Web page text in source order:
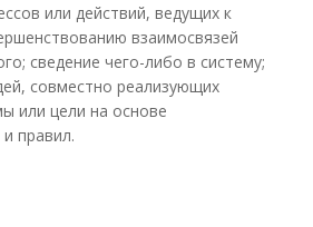
или действий, ведущих к
взаимосвязей
сведение чего-либо в систему;
совместно реализующих
или цели на основе
правил.